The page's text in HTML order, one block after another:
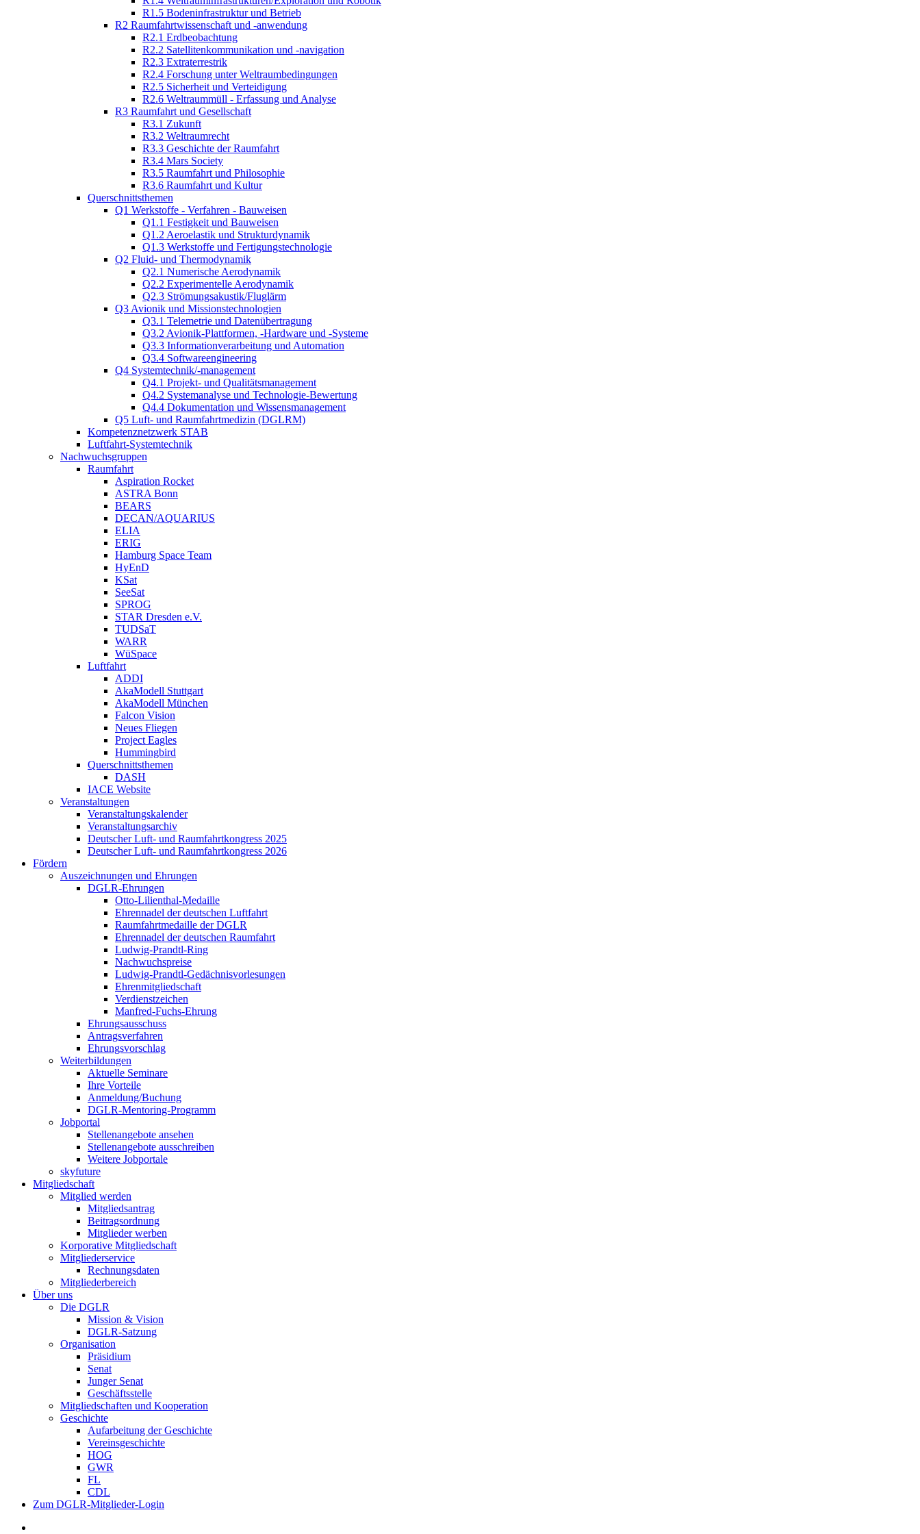
R1.5 Bodeninfrastruktur und Betrieb
R2 Raumfahrtwissenschaft und -anwendung
R2.1 Erdbeobachtung
R2.2 Satellitenkommunikation und -navigation
R2.3 Extraterrestrik
R2.4 Forschung unter Weltraumbedingungen
R2.5 Sicherheit und Verteidigung
R2.6 Weltraummüll - Erfassung und Analyse
R3 Raumfahrt und Gesellschaft
R3.1 Zukunft
R3.2 Weltraumrecht
R3.3 Geschichte der Raumfahrt
R3.4 Mars Society
R3.5 Raumfahrt und Philosophie
R3.6 Raumfahrt und Kultur
Querschnittsthemen
Q1 Werkstoffe - Verfahren - Bauweisen
Q1.1 Festigkeit und Bauweisen
Q1.2 Aeroelastik und Strukturdynamik
Q1.3 Werkstoffe und Fertigungstechnologie
Q2 Fluid- und Thermodynamik
Q2.1 Numerische Aerodynamik
Q2.2 Experimentelle Aerodynamik
Q2.3 Strömungsakustik/Fluglärm
Q3 Avionik und Missionstechnologien
Q3.1 Telemetrie und Datenübertragung
Q3.2 Avionik-Plattformen, -Hardware und -Systeme
Q3.3 Informationverarbeitung und Automation
Q3.4 Softwareengineering
Q4 Systemtechnik/-management
Q4.1 Projekt- und Qualitätsmanagement
Q4.2 Systemanalyse und Technologie-Bewertung
Q4.4 Dokumentation und Wissensmanagement
Q5 Luft- und Raumfahrtmedizin (DGLRM)
Kompetenznetzwerk STAB
Luftfahrt-Systemtechnik
Nachwuchsgruppen
Raumfahrt
Aspiration Rocket
ASTRA Bonn
BEARS
DECAN/AQUARIUS
ELIA
ERIG
Hamburg Space Team
HyEnD
KSat
SeeSat
SPROG
STAR Dresden e.V.
TUDSaT
WARR
WüSpace
Luftfahrt
ADDI
AkaModell Stuttgart
AkaModell München
Falcon Vision
Neues Fliegen
Project Eagles
Hummingbird
Querschnittsthemen
DASH
IACE Website
Veranstaltungen
Veranstaltungskalender
Veranstaltungsarchiv
Deutscher Luft- und Raumfahrtkongress 2025
Deutscher Luft- und Raumfahrtkongress 2026
Fördern
Auszeichnungen und Ehrungen
DGLR-Ehrungen
Otto-Lilienthal-Medaille
Ehrennadel der deutschen Luftfahrt
Raumfahrtmedaille der DGLR
Ehrennadel der deutschen Raumfahrt
Ludwig-Prandtl-Ring
Nachwuchspreise
Ludwig-Prandtl-Gedächnisvorlesungen
Ehrenmitgliedschaft
Verdienstzeichen
Manfred-Fuchs-Ehrung
Ehrungsausschuss
Antragsverfahren
Ehrungsvorschlag
Weiterbildungen
Aktuelle Seminare
Ihre Vorteile
Anmeldung/Buchung
DGLR-Mentoring-Programm
Jobportal
Stellenangebote ansehen
Stellenangebote ausschreiben
Weitere Jobportale
skyfuture
Mitgliedschaft
Mitglied werden
Mitgliedsantrag
Beitragsordnung
Mitglieder werben
Korporative Mitgliedschaft
Mitgliederservice
Rechnungsdaten
Mitgliederbereich
Über uns
Die DGLR
Mission & Vision
DGLR-Satzung
Organisation
Präsidium
Senat
Junger Senat
Geschäftsstelle
Mitgliedschaften und Kooperation
Geschichte
Aufarbeitung der Geschichte
Vereinsgeschichte
HOG
GWR
FL
CDL
Zum DGLR-Mitglieder-Login